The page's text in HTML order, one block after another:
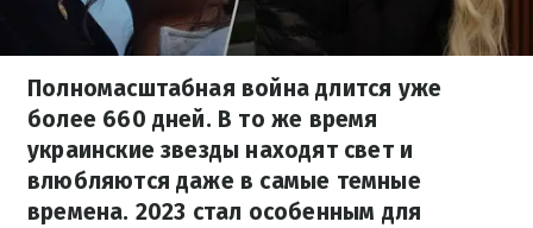
Полномасштабная война длится уже
более 660 дней. В то же время
украинские звезды находят свет и
влюбляются даже в самые темные
времена. 2023 стал особенным для